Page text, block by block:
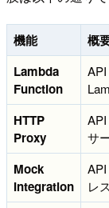
機能
概
Lambda
Function
HTTP
Proxy
サ
Mock
Integration
レ